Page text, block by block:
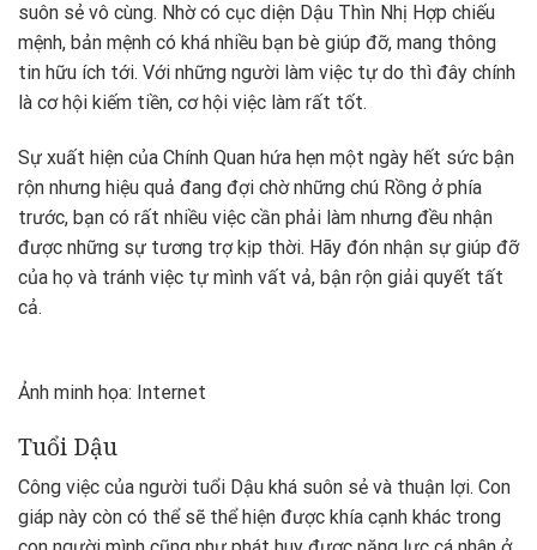
suôn sẻ vô cùng. Nhờ có cục diện Dậu Thìn Nhị Hợp chiếu
mệnh, bản mệnh có khá nhiều bạn bè giúp đỡ, mang thông
tin hữu ích tới. Với những người làm việc tự do thì đây chính
là cơ hội kiếm tiền, cơ hội việc làm rất tốt.
Sự xuất hiện của Chính Quan hứa hẹn một ngày hết sức bận
rộn nhưng hiệu quả đang đợi chờ những chú Rồng ở phía
trước, bạn có rất nhiều việc cần phải làm nhưng đều nhận
được những sự tương trợ kịp thời. Hãy đón nhận sự giúp đỡ
của họ và tránh việc tự mình vất vả, bận rộn giải quyết tất
cả.
Ảnh minh họa: Internet
Tuổi Dậu
Công việc của người tuổi Dậu khá suôn sẻ và thuận lợi. Con
giáp này còn có thể sẽ thể hiện được khía cạnh khác trong